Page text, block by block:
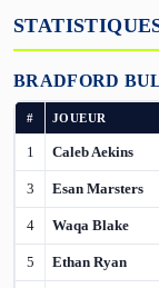
BRADFORD
# JOUEUR
1 Caleb Aekins
3 Esan Marsters
4 Waqa Blake
5 Ethan Ryan